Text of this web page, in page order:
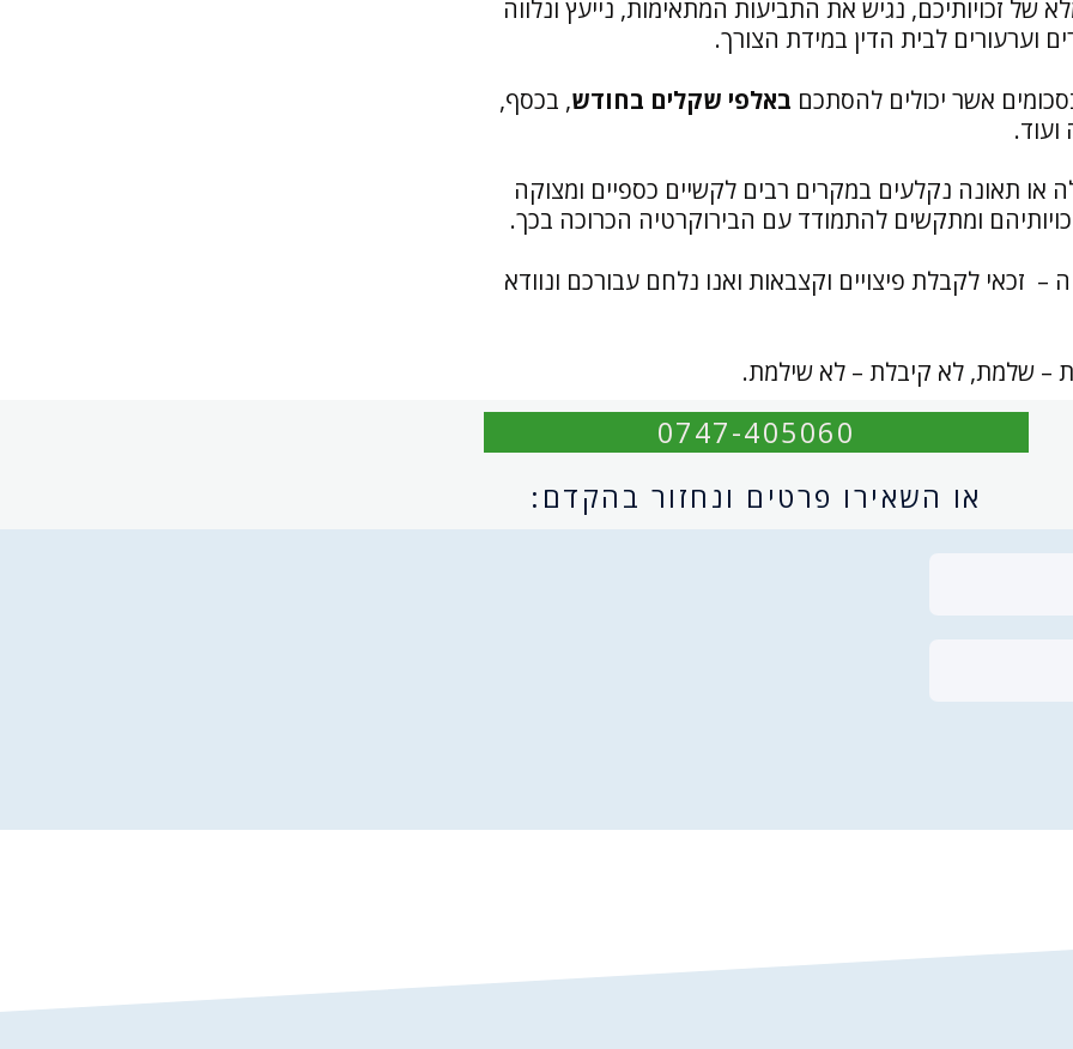
זכויותיכם, נגיש את התביעות המתאימות, נייעץ ונלווה
וערעורים לבית הדין במידת הצורך.
אשר יכולים להסתכם באלפי שקלים בחודש, בכסף,
תאונה נקלעים במקרים רבים לקשיים כספיים ומצוקה
ומתקשים להתמודד עם הבירוקרטיה הכרוכה בכך.
זכאי לקבלת פיצויים וקצבאות ואנו נלחם עבורכם ונוודא
– שלמת, לא קיבלת – לא שילמת.
0747-405060
או השאירו פרטים ונחזור בהקדם: